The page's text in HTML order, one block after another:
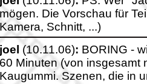
mögen. Die Vorschau für
Kamera, Schnitt, ...)
joel (10.11.06): BORING -
60 Minuten (von insgesamt
Kaugummi. Szenen, die in